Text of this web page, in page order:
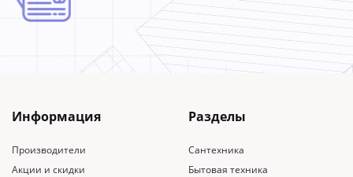
Информация
Производители
Акции и скидки
Разделы
Сантехника
Бытовая техника